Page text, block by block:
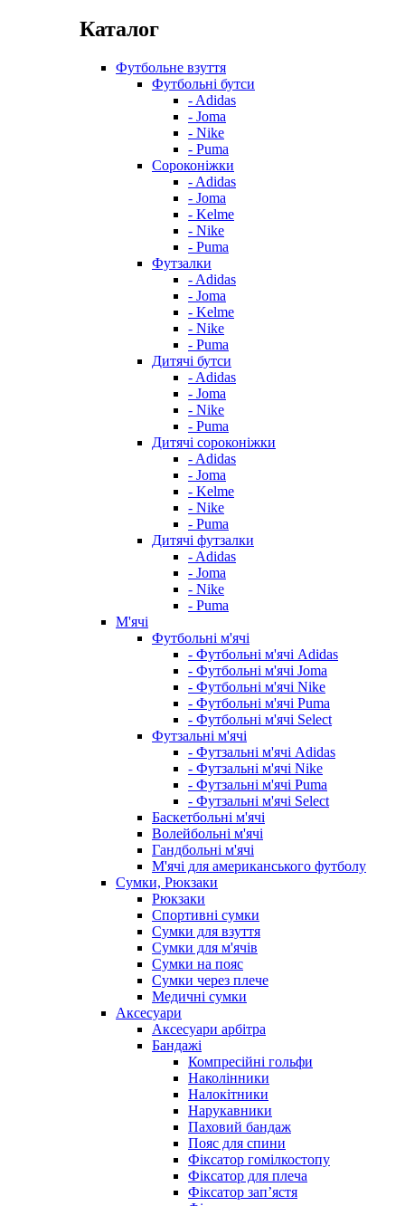
Каталог
Футбольне взуття
Футбольні бутси
- Adidas
- Joma
- Nike
- Puma
Сороконіжки
- Adidas
- Joma
- Kelme
- Nike
- Puma
Футзалки
- Adidas
- Joma
- Kelme
- Nike
- Puma
Дитячі бутси
- Adidas
- Joma
- Nike
- Puma
Дитячі сороконіжки
- Adidas
- Joma
- Kelme
- Nike
- Puma
Дитячі футзалки
- Adidas
- Joma
- Nike
- Puma
М'ячі
Футбольні м'ячі
- Футбольні м'ячі Adidas
- Футбольні м'ячі Joma
- Футбольні м'ячі Nike
- Футбольні м'ячі Puma
- Футбольні м'ячі Select
Футзальні м'ячі
- Футзальні м'ячі Adidas
- Футзальні м'ячі Nike
- Футзальні м'ячі Puma
- Футзальні м'ячі Select
Баскетбольні м'ячі
Волейбольні м'ячі
Гандбольні м'ячі
М'ячі для американського футболу
Сумки, Рюкзаки
Рюкзаки
Спортивні сумки
Сумки для взуття
Сумки для м'ячів
Сумки на пояс
Сумки через плече
Медичні сумки
Аксесуари
Аксесуари арбітра
Бандажі
Компресійні гольфи
Наколінники
Налокітники
Нарукавники
Паховий бандаж
Пояс для спини
Фіксатор гомілкостопу
Фіксатор для плеча
Фіксатор запʼястя